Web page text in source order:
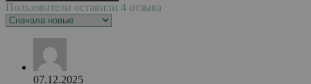
Пользователи оставили 4 отзыва
07.12.2025